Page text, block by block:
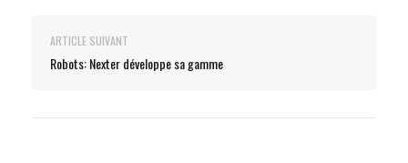
ARTICLE SUIVANT
Robots: Nexter développe sa gamme